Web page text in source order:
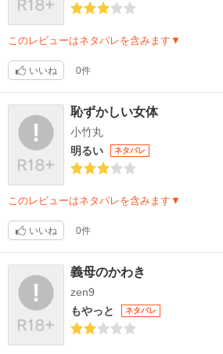
このレビューはネタバレを含みます▼
いいね 0件
恥ずかしい女体
小竹丸
明るい
ネタバレ
このレビューはネタバレを含みます▼
いいね 0件
義母のかわき
zen9
もやっと
ネタバレ